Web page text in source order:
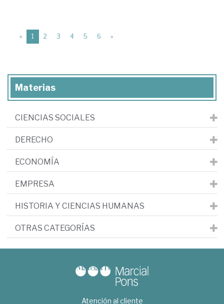
« 1 (current)
2 3 4 5 6 »
Materias
CIENCIAS SOCIALES
DERECHO
ECONOMÍA
EMPRESA
HISTORIA Y CIENCIAS HUMANAS
OTRAS CATEGORÍAS
Atención al cliente